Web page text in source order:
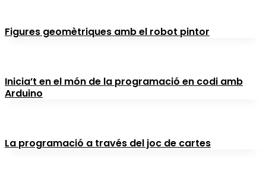
Figures geomètriques amb el robot pintor
Inicia’t en el món de la programació en codi amb
Arduino
La programació a través del joc de cartes